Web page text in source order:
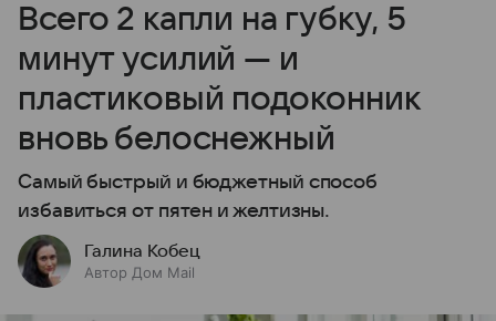
Всего 2 капли на губку, 5
минут усилий — и
пластиковый подоконник
вновь белоснежный
Самый быстрый и бюджетный способ
избавиться от пятен и желтизны.
Галина Кобец
Автор Дом Mail